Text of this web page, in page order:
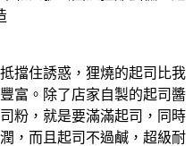
擋住誘惑， 狸燒的起司比我
富。 除了店家自製的起司醬
粉，就是要滿滿起司， 同時
，而且起司不過鹹，超級耐